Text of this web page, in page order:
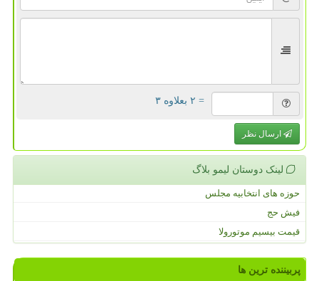
= ۲ بعلاوه ۳
ارسال نظر
لینک دوستان لیمو بلاگ
حوزه های انتخابیه مجلس
فیش حج
قیمت بیسیم موتورولا
پربیننده ترین ها